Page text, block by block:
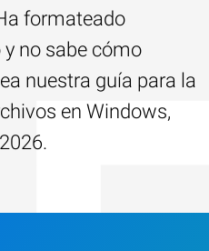
formateado
no sabe cómo
nuestra guía para la
en Windows,